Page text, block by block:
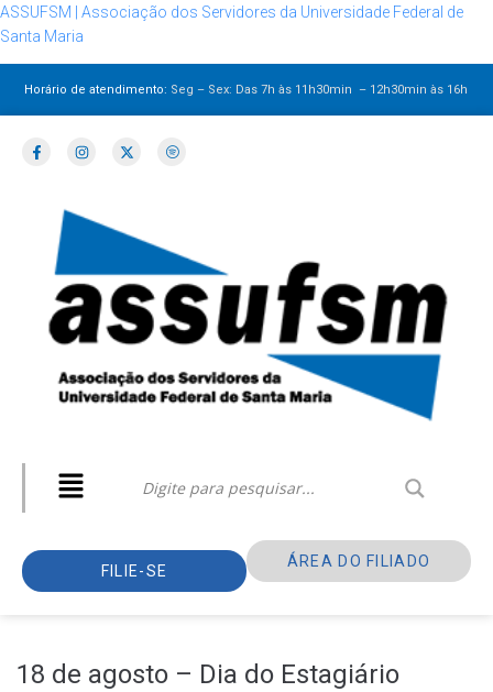
ASSUFSM | Associação dos Servidores da Universidade Federal de
Santa Maria
Horário de atendimento: Seg – Sex: Das 7h às 11h30min – 12h30minàs 16h
FILIE-SE
ÁREA DO FILIADO
18 de agosto – Dia do Estagiário